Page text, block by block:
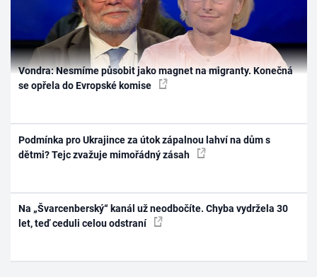
Vondra: Nesmíme působit jako magnet na migranty. Konečná
se opřela do Evropské komise
Podmínka pro Ukrajince za útok zápalnou lahví na dům s
dětmi? Tejc zvažuje mimořádný zásah
Na „Švarcenberský“ kanál už neodbočíte. Chyba vydržela 30
let, teď ceduli celou odstraní